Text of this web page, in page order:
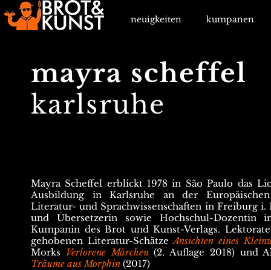
neuigkeiten kumpanen
mayra scheffel
karlsruhe
Mayra Scheffel erblickt 1978 in São Paulo das
Ausbildung in Karlsruhe an der
Literatur- und Sprachwissenschaften in Freiburg
und Übersetzerin sowie Hochschul-Dozentin
Kumpanin des Brot und Kunst-Verlags.
gehobenen Literatur-SchätzeAnsichten eines
Morks Verlorene Märchen(2. Auflage 2018) und
Träume aus Morphin (2017)